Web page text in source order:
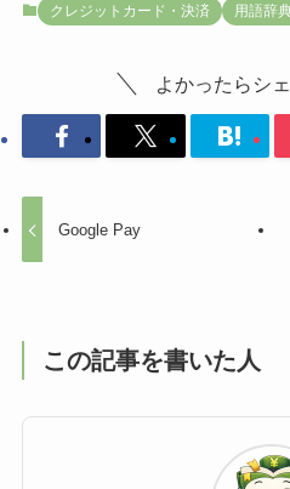
クレジットカード・決済 用語辞
よかったらシ
Google Pay
この記事を書いた人